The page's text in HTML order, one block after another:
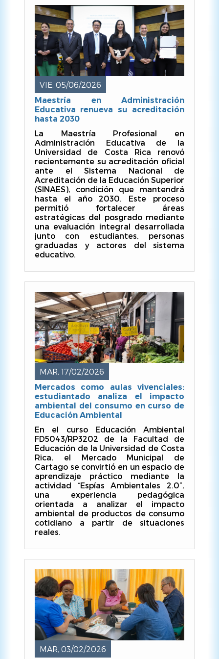
navegación
VIE, 05/06/2026
Maestría en Administración
Educativa renueva su acreditación
hasta 2030
La Maestría Profesional en
Administración Educativa de la
Universidad de Costa Rica renovó
recientemente su acreditación oficial
ante el Sistema Nacional de
Acreditación de la Educación Superior
(SINAES), condición que mantendrá
hasta el año 2030. Este proceso
permitió fortalecer áreas
estratégicas del posgrado mediante
una evaluación integral desarrollada
junto con estudiantes, personas
graduadas y actores del sistema
educativo.
MAR, 17/02/2026
Mercados como aulas vivenciales:
estudiantado analiza el impacto
ambiental del consumo en curso de
Educación Ambiental
En el curso Educación Ambiental
FD5043/RP3202 de la Facultad de
Educación de la Universidad de Costa
Rica, el Mercado Municipal de
Cartago se convirtió en un espacio de
aprendizaje práctico mediante la
actividad “Espías Ambientales 2.0”,
una experiencia pedagógica
orientada a analizar el impacto
ambiental de productos de consumo
cotidiano a partir de situaciones
reales.
MAR, 03/02/2026